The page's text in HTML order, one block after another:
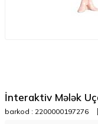
İnteraktiv Mələk
barkod : 2200000197276